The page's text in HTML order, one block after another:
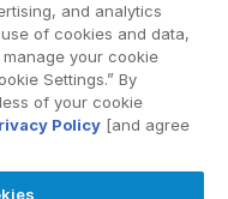
secure platform
file-sharing,
data room (VDR)
and analytics
of cookies and data,
manage your cookie
Settings.” By
of your cookie
Policy [and agree